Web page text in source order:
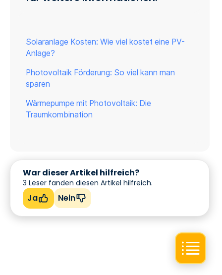
Solaranlage Kosten: Wie viel kostet eine PV-
Anlage?
Photovoltaik Förderung: So viel kann man
sparen
Wärmepumpe mit Photovoltaik: Die
Traumkombination
War dieser Artikel hilfreich?
3 Leser fanden diesen Artikel hilfreich.
Ja Nein